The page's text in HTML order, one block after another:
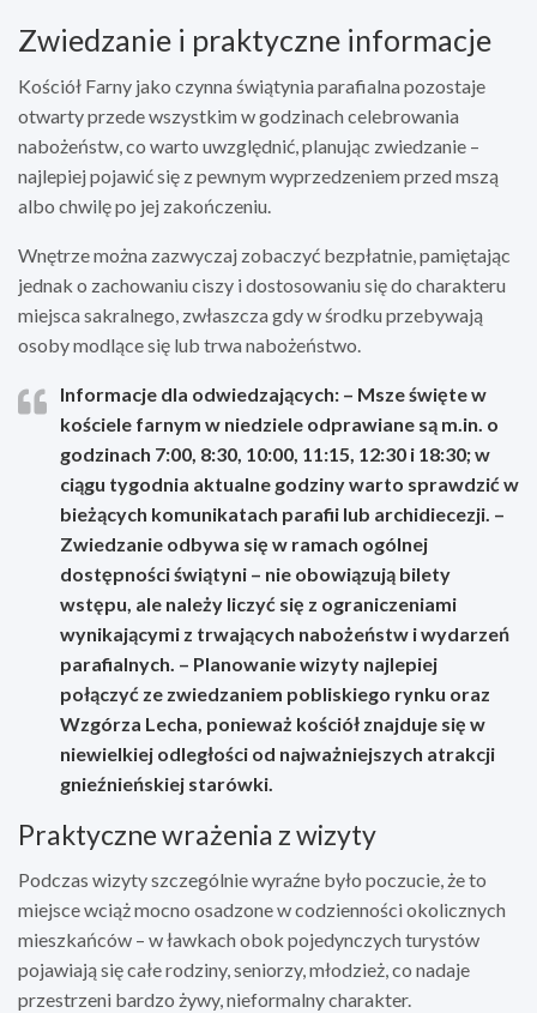
Zwiedzanie i praktyczne informacje
Kościół Farny jako czynna świątynia parafialna pozostaje
otwarty przede wszystkim w godzinach celebrowania
nabożeństw, co warto uwzględnić, planując zwiedzanie –
najlepiej pojawić się z pewnym wyprzedzeniem przed mszą
albo chwilę po jej zakończeniu.
Wnętrze można zazwyczaj zobaczyć bezpłatnie, pamiętając
jednak o zachowaniu ciszy i dostosowaniu się do charakteru
miejsca sakralnego, zwłaszcza gdy w środku przebywają
osoby modlące się lub trwa nabożeństwo.
Informacje dla odwiedzających: – Msze święte w
kościele farnym w niedziele odprawiane są m.in. o
godzinach 7:00, 8:30, 10:00, 11:15, 12:30 i 18:30; w
ciągu tygodnia aktualne godziny warto sprawdzić w
bieżących komunikatach parafii lub archidiecezji. –
Zwiedzanie odbywa się w ramach ogólnej
dostępności świątyni – nie obowiązują bilety
wstępu, ale należy liczyć się z ograniczeniami
wynikającymi z trwających nabożeństw i wydarzeń
parafialnych. – Planowanie wizyty najlepiej
połączyć ze zwiedzaniem pobliskiego rynku oraz
Wzgórza Lecha, ponieważ kościół znajduje się w
niewielkiej odległości od najważniejszych atrakcji
gnieźnieńskiej starówki.
Praktyczne wrażenia z wizyty
Podczas wizyty szczególnie wyraźne było poczucie, że to
miejsce wciąż mocno osadzone w codzienności okolicznych
mieszkańców – w ławkach obok pojedynczych turystów
pojawiają się całe rodziny, seniorzy, młodzież, co nadaje
przestrzeni bardzo żywy, nieformalny charakter.